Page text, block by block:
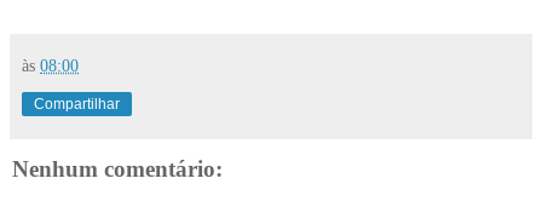
às 08:00
Compartilhar
Nenhum comentário: